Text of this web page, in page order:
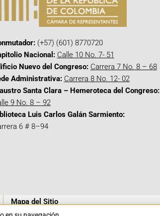
(+57) (601) 8770720
Nacional: Calle 10 No. 7- 51
Nuevo del Congreso: Carrera 7 No. 8 – 68
Administrativa: Carrera 8 No. 12- 02
Santa Clara – Hemeroteca del Congreso:
9 No. 8 – 92
Luis Carlos Galán Sarmiento:
6 # 8–94
Mapa del Sitio